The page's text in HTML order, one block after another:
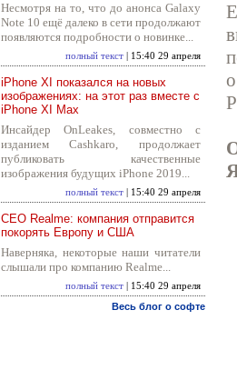
Несмотря на то, что до анонса Galaxy
Note 10 ещё далеко в сети продолжают
появляются подробности о новинке...
полный текст | 15:40 29 апреля
iPhone XI показался на новых
изображениях: на этот раз вместе с
iPhone XI Max
Инсайдер OnLeakes, совместно с
изданием Cashkaro, продолжает
публиковать качественные
изображения будущих iPhone 2019...
полный текст | 15:40 29 апреля
CEO Realme: компания отправится
покорять Европу и США
Наверняка, некоторые наши читатели
слышали про компанию Realme...
полный текст | 15:40 29 апреля
Весь блог о софте